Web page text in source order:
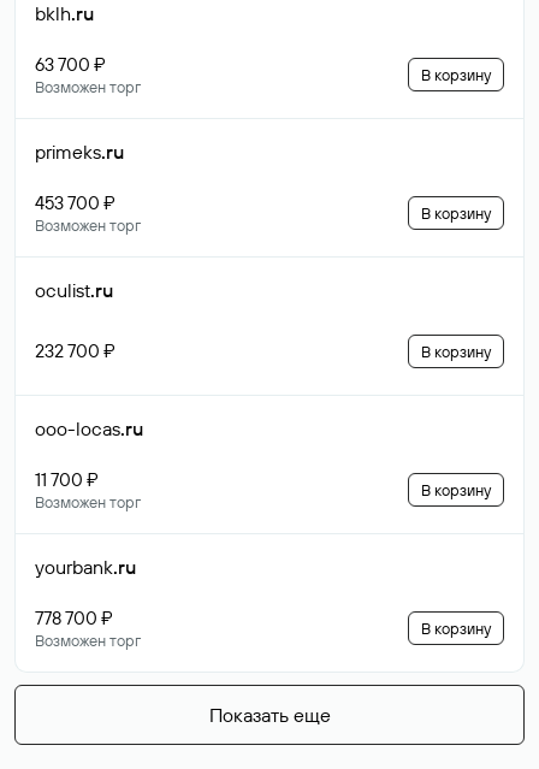
bklh.ru
63 700 ₽
Возможен торг
В корзину
primeks.ru
453 700 ₽
Возможен торг
В корзину
oculist.ru
232 700 ₽ В корзину
ooo-locas.ru
11 700 ₽
Возможен торг
В корзину
yourbank.ru
778 700 ₽
Возможен торг
В корзину
Показать еще